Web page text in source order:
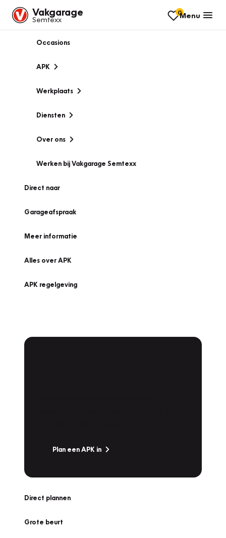
Vakgarage
Semtexx
0Menu
Occasions
APK
Werkplaats
Diensten
Over ons
Werken bij Vakgarage Semtexx
Direct naar
Garageafspraak
Meer informatie
Alles over APK
APK regelgeving
Plan een APK in
Direct plannen
Grote beurt